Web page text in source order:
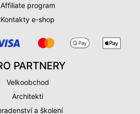
Affiliate program
Kontakty e-shop
PARTNERY
Velkoobchod
Architekti
a školení